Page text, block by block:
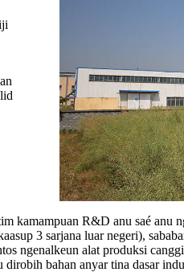
kamampuan R&D anu saé
3 sarjana luar negeri),
ngenalkeun alat produksi
bahan anyar tina dasar